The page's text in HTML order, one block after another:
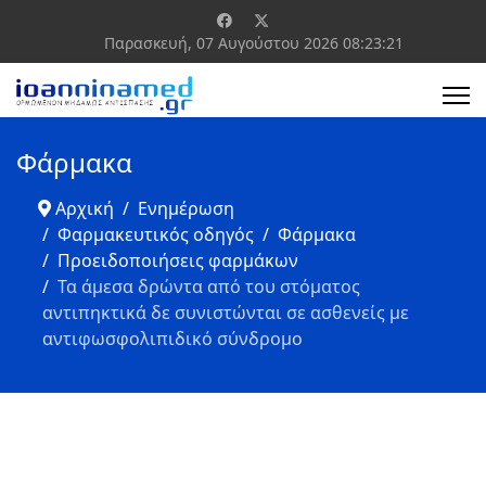
Παρασκευή, 07 Αυγούστου 2026 08:23:22
Φάρμακα
Αρχική
Ενημέρωση
Φαρμακευτικός οδηγός
Φάρμακα
Προειδοποιήσεις φαρμάκων
Τα άμεσα δρώντα από του στόματος
αντιπηκτικά δε συνιστώνται σε ασθενείς με
αντιφωσφολιπιδικό σύνδρομο